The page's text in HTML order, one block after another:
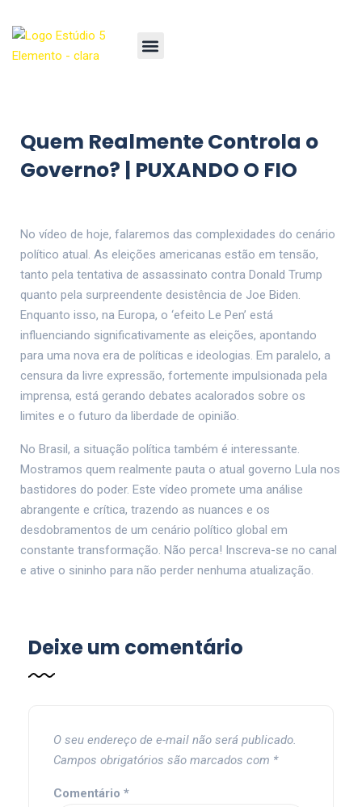
Quem Realmente Controla o
Governo? | PUXANDO O FIO
No vídeo de hoje, falaremos das complexidades do cenário
político atual. As eleições americanas estão em tensão,
tanto pela tentativa de assassinato contra Donald Trump
quanto pela surpreendente desistência de Joe Biden.
Enquanto isso, na Europa, o ‘efeito Le Pen’ está
influenciando significativamente as eleições, apontando
para uma nova era de políticas e ideologias. Em paralelo, a
censura da livre expressão, fortemente impulsionada pela
imprensa, está gerando debates acalorados sobre os
limites e o futuro da liberdade de opinião.
No Brasil, a situação política também é interessante.
Mostramos quem realmente pauta o atual governo Lula nos
bastidores do poder. Este vídeo promete uma análise
abrangente e crítica, trazendo as nuances e os
desdobramentos de um cenário político global em
constante transformação. Não perca! Inscreva-se no canal
e ative o sininho para não perder nenhuma atualização.
Deixe um comentário
O seu endereço de e-mail não será publicado.
Campos obrigatórios são marcados com *
Comentário *